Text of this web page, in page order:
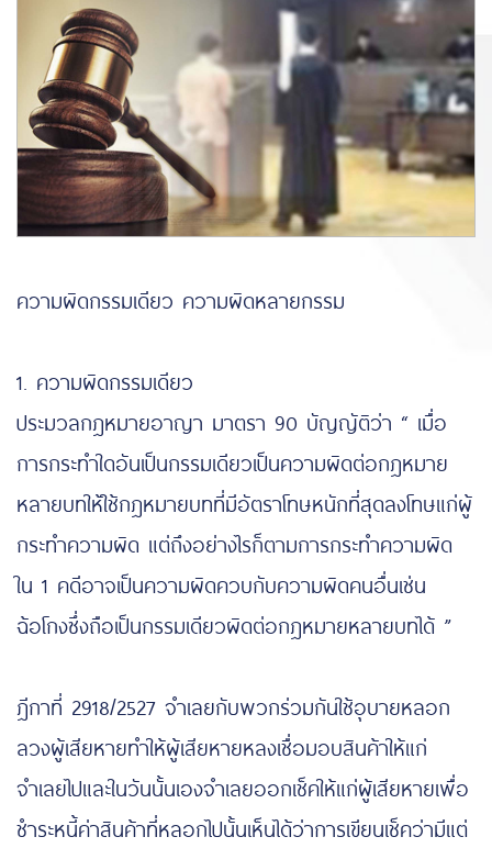
ความผิดกรรมเดียว ความผิดหลายกรรม
1. ความผิดกรรมเดียว
ประมวลกฎหมายอาญา มาตรา 90 บัญญัติว่า “ เมื่อ
การกระทำใดอันเป็นกรรมเดียวเป็นความผิดต่อกฎหมาย
หลายบทให้ใช้กฎหมายบทที่มีอัตราโทษหนักที่สุดลงโทษแก่ผู้
กระทำความผิด แต่ถึงอย่างไรก็ตามการกระทำความผิด
ใน 1 คดีอาจเป็นความผิดควบกับความผิดคนอื่นเช่น
ฉ้อโกงซึ่งถือเป็นกรรมเดียวผิดต่อกฎหมายหลายบทได้ ”
ฎีกาที่ 2918/2527 จำเลยกับพวกร่วมกันใช้อุบายหลอก
ลวงผู้เสียหายทำให้ผู้เสียหายหลงเชื่อมอบสินค้าให้แก่
จำเลยไปและในวันนั้นเองจำเลยออกเช็คให้แก่ผู้เสียหายเพื่อ
ชำระหนี้ค่าสินค้าที่หลอกไปนั้นเห็นได้ว่าการเขียนเช็คว่ามีแต่